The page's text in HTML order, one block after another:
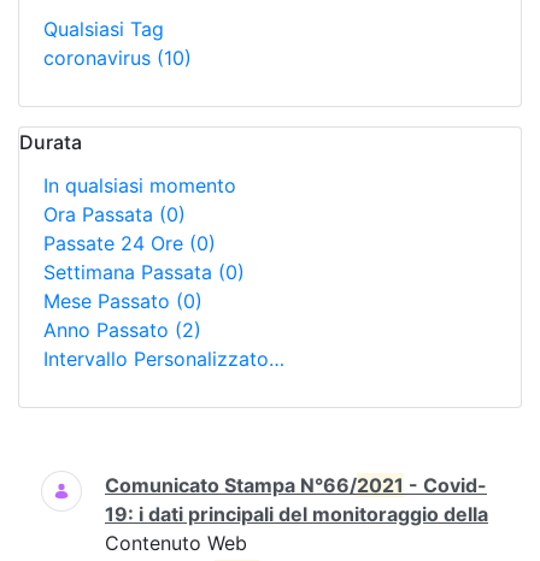
Qualsiasi Tag
coronavirus (10)
Durata
In qualsiasi momento
Ora Passata (0)
Passate 24 Ore (0)
Settimana Passata (0)
Mese Passato (0)
Anno Passato (2)
Intervallo Personalizzato…
Ricerca
Comunicato Stampa N°66/2021 - Covid-
19: i dati principali del monitoraggio della
Contenuto Web